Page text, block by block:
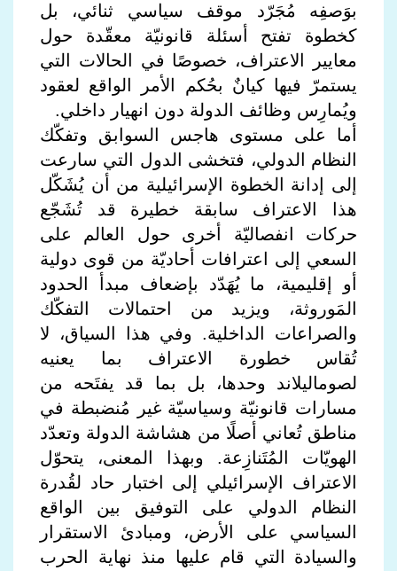
بوَصفِه مُجَرّد موقف سياسي ثنائي، بل
كخطوة تفتح أسئلة قانونيّة معقّدة حول
معايير الاعتراف، خصوصًا في الحالات التي
يستمرّ فيها كيانٌ بحُكم الأمر الواقع لعقود
ويُمارِس وظائف الدولة دون انهيار داخلي.
أما على مستوى هاجس السوابق وتفكّك
النظام الدولي، فتخشى الدول التي سارعت
إلى إدانة الخطوة الإسرائيلية من أن يُشَكّل
هذا الاعتراف سابقة خطيرة قد تُشَجّع
حركات انفصاليّة أخرى حول العالم على
السعي إلى اعترافات أحاديّة من قوى دولية
أو إقليمية، ما يُهَدّد بإضعاف مبدأ الحدود
المَوروثة، ويزيد من احتمالات التفكّك
والصراعات الداخلية. وفي هذا السياق، لا
تُقاس خطورة الاعتراف بما يعنيه
لصوماليلاند وحدها، بل بما قد يفتَحه من
مسارات قانونيّة وسياسيّة غير مُنضبطة في
مناطق تُعاني أصلًا من هشاشة الدولة وتعدّد
الهويّات المُتَنازِعة. وبهذا المعنى، يتحوّل
الاعتراف الإسرائيلي إلى اختبار حاد لقُدرة
النظام الدولي على التوفيق بين الواقع
السياسي على الأرض، ومبادئ الاستقرار
والسيادة التي قام عليها منذ نهاية الحرب